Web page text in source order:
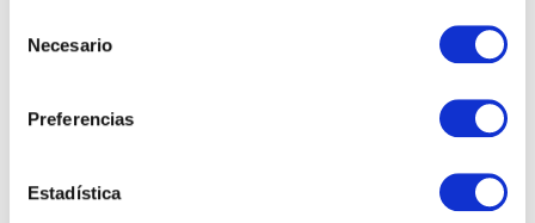
Necesario
Preferencias
Estadística